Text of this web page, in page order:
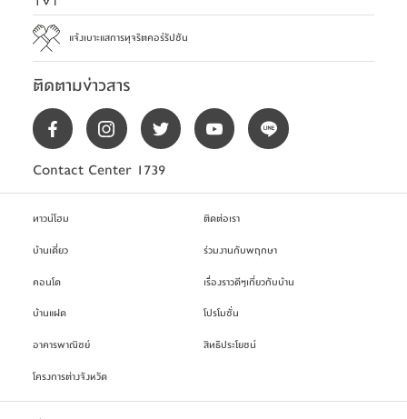
แจ้งเบาะแสการทุจริตคอร์รัปชัน
ติดตามข่าวสาร
Contact Center 1739
ทาวน์โฮม
บ้านเดี่ยว
คอนโด
บ้านแฝด
อาคารพาณิชย์
โครงการต่างจังหวัด
ติดต่อเรา
ร่วมงานกับพฤกษา
เรื่องราวดีๆเกี่ยวกับบ้าน
โปรโมชั่น
สิทธิประโยชน์